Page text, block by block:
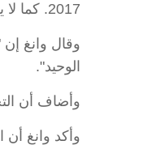
2017. كما لا يزال البلدان شريكين رئيسيين في مجال الاستثمار، مع استمرار التبادلات الوثيقة بين مجتمعي الأعمال فيهما.
وقال وانغ إن
الوحيد".
وأضاف أن
وأكد وانغ أن